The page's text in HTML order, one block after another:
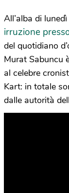
All’alba di
irruzione
del quotidiano
Murat Sabuncu
al celebre
Kart: in totale
dalle autorità